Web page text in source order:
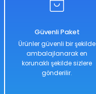
Güvenli Paket
Ürünler güvenli bir şekilde
ambalajlanarak en
korunaklı şekilde sizlere
gönderilir.